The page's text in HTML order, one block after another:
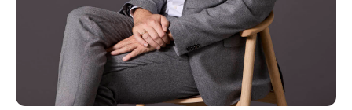
Kopier link
Del via mail